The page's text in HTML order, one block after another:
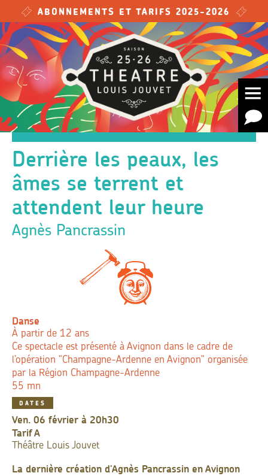
Skip to main content
ABONNEMENTS ET TARIFS 2025-2026
Derrière les peaux, les
âmes se terrent et
attendent leur heure
Agnès Pancrassin
Danse
À partir de 12 ans
Ce spectacle est présenté à Avignon dans le cadre de
l’opération "Champagne-Ardenne en Avignon" organisée
par la Région Champagne-Ardenne
55 mn
DATES
ven. 06 février à 20h30
TarifA
Théâtre Louis Jouvet
La dernière création d'Agnès Pancrassin en Avignon